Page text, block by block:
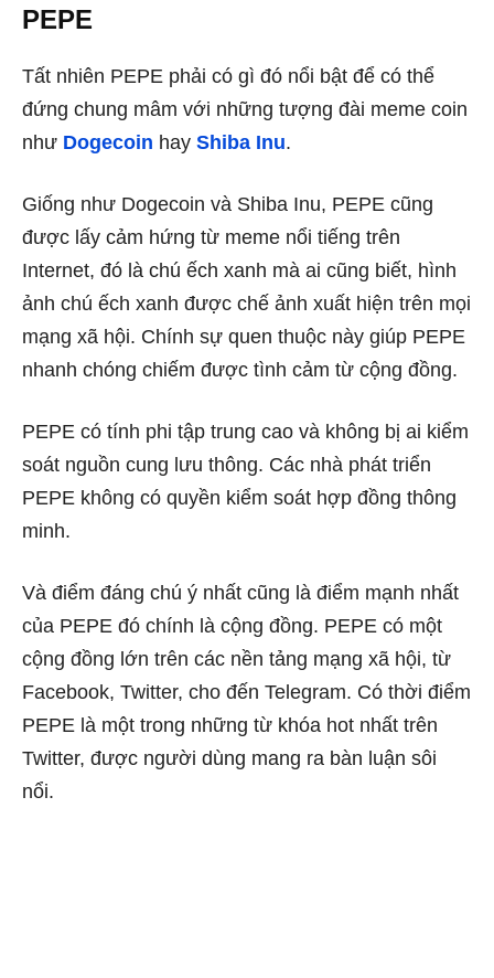
PEPE
Tất nhiên PEPE phải có gì đó nổi bật để có thể
đứng chung mâm với những tượng đài meme coin
như Dogecoin hay Shiba Inu.
Giống như Dogecoin và Shiba Inu, PEPE cũng
được lấy cảm hứng từ meme nổi tiếng trên
Internet, đó là chú ếch xanh mà ai cũng biết, hình
ảnh chú ếch xanh được chế ảnh xuất hiện trên mọi
mạng xã hội. Chính sự quen thuộc này giúp PEPE
nhanh chóng chiếm được tình cảm từ cộng đồng.
PEPE có tính phi tập trung cao và không bị ai kiểm
soát nguồn cung lưu thông. Các nhà phát triển
PEPE không có quyền kiểm soát hợp đồng thông
minh.
Và điểm đáng chú ý nhất cũng là điểm mạnh nhất
của PEPE đó chính là cộng đồng. PEPE có một
cộng đồng lớn trên các nền tảng mạng xã hội, từ
Facebook, Twitter, cho đến Telegram. Có thời điểm
PEPE là một trong những từ khóa hot nhất trên
Twitter, được người dùng mang ra bàn luận sôi
nổi.